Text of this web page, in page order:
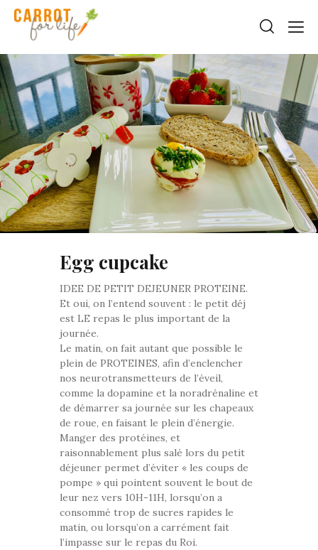
Egg cupcake
IDEE DE PETIT DEJEUNER PROTEINE.
Et oui, on l’entend souvent : le petit déj
est LE repas le plus important de la
journée.
Le matin, on fait autant que possible le
plein de PROTEINES, afin d’enclencher
nos neurotransmetteurs de l’éveil,
comme la dopamine et la noradrénaline et
de démarrer sa journée sur les chapeaux
de roue, en faisant le plein d’énergie.
Manger des protéines, et
raisonnablement plus salé lors du petit
déjeuner permet d’éviter « les coups de
pompe » qui pointent souvent le bout de
leur nez vers 10H-11H, lorsqu’on a
consommé trop de sucres rapides le
matin, ou lorsqu’on a carrément fait
l’impasse sur le repas du Roi.